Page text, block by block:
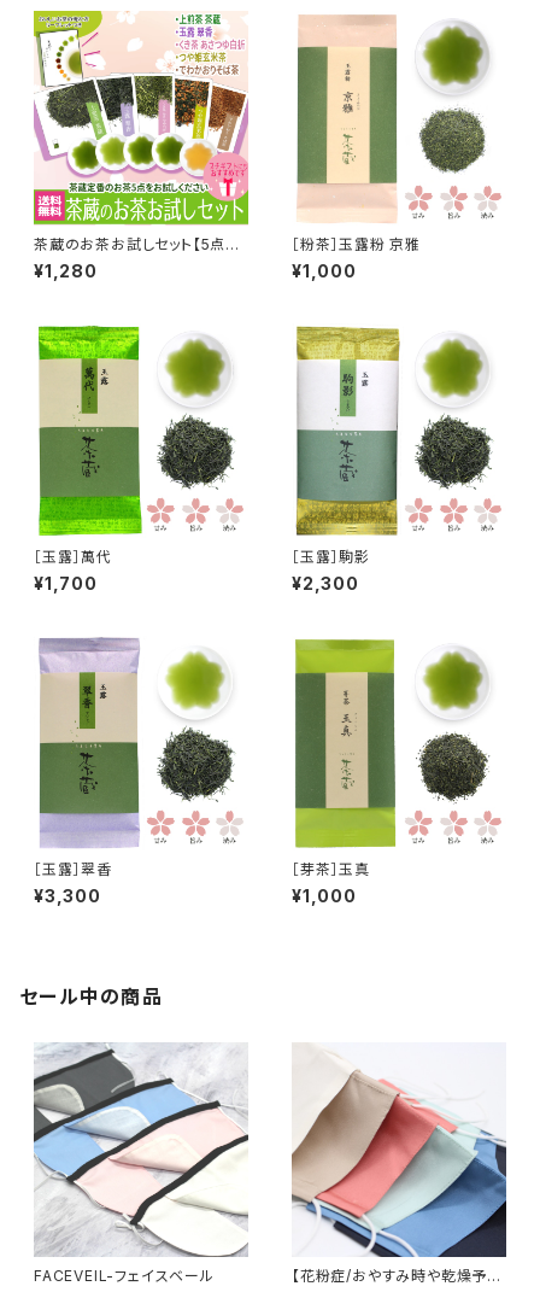
茶蔵のお茶お試しセット【5点ま
で送料無料】
¥1,280
［粉茶］玉露粉 京雅
¥1,000
［玉露］萬代
¥1,700
［玉露］駒影
¥2,300
［玉露］翠香
¥3,300
［芽茶］玉真
¥1,000
セール中の商品
FACEVEIL-フェイスベール
【花粉症/おやすみ時や乾燥予防